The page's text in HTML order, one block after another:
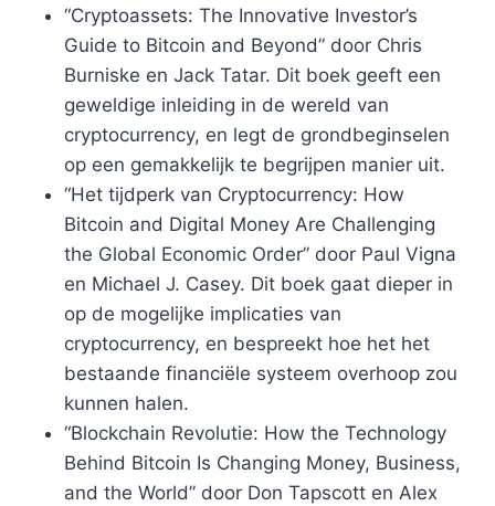
“Cryptoassets: The Innovative Investor’s
Guide to Bitcoin and Beyond” door Chris
Burniske en Jack Tatar. Dit boek geeft een
geweldige inleiding in de wereld van
cryptocurrency, en legt de grondbeginselen
op een gemakkelijk te begrijpen manier uit.
“Het tijdperk van Cryptocurrency: How
Bitcoin and Digital Money Are Challenging
the Global Economic Order” door Paul Vigna
en Michael J. Casey. Dit boek gaat dieper in
op de mogelijke implicaties van
cryptocurrency, en bespreekt hoe het het
bestaande financiële systeem overhoop zou
kunnen halen.
“Blockchain Revolutie: How the Technology
Behind Bitcoin Is Changing Money, Business,
and the World” door Don Tapscott en Alex